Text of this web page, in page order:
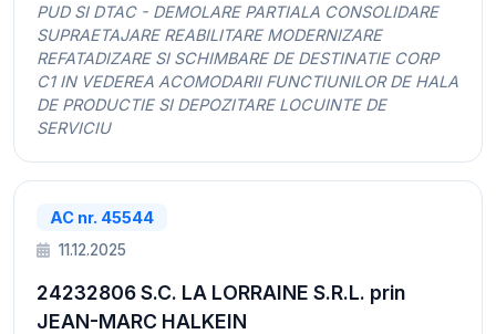
PUD SI DTAC - DEMOLARE PARTIALA CONSOLIDARE
SUPRAETAJARE REABILITARE MODERNIZARE
REFATADIZARE SI SCHIMBARE DE DESTINATIE CORP
C1 IN VEDEREA ACOMODARII FUNCTIUNILOR DE HALA
DE PRODUCTIE SI DEPOZITARE LOCUINTE DE
SERVICIU
AC nr. 45544
11.12.2025
24232806 S.C. LA LORRAINE S.R.L. prin
JEAN-MARC HALKEIN